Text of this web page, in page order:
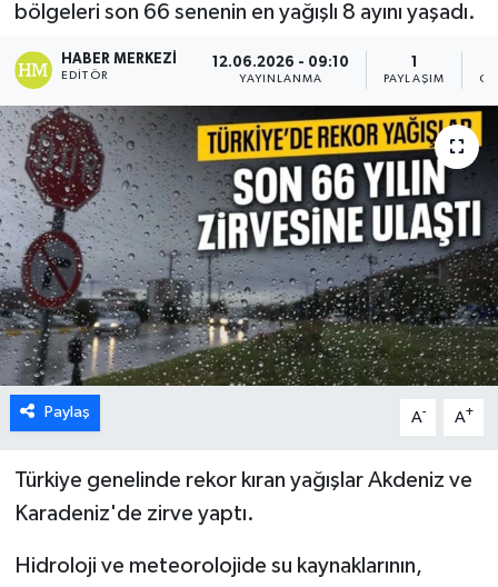
bölgeleri son 66 senenin en yağışlı 8 ayını yaşadı.
HABER MERKEZI
EDITÖR
12.06.2026 - 09:10
YAYINLANMA
1
PAYLAŞIM
Paylaş A- A+
Türkiye genelinde rekor kıran yağışlar Akdeniz ve
Karadeniz'de zirve yaptı.
Hidroloji ve meteorolojide su kaynaklarının,